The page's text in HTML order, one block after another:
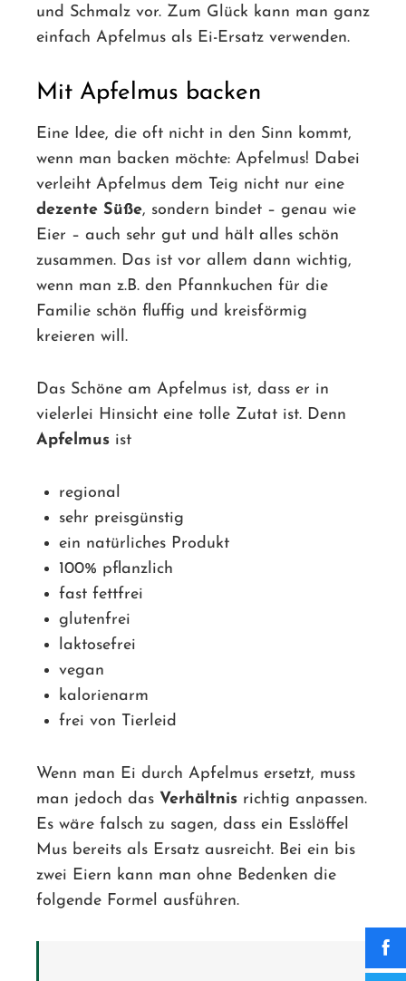
und Schmalz vor. Zum Glück kann man ganz
einfach Apfelmus als Ei-Ersatz verwenden.
Mit Apfelmus backen
Eine Idee, die oft nicht in den Sinn kommt,
wenn man backen möchte: Apfelmus! Dabei
verleiht Apfelmus dem Teig nicht nur eine
dezente Süße, sondern bindet – genau wie
Eier – auch sehr gut und hält alles schön
zusammen. Das ist vor allem dann wichtig,
wenn man z.B. den Pfannkuchen für die
Familie schön fluffig und kreisförmig
kreieren will.
Das Schöne am Apfelmus ist, dass er in
vielerlei Hinsicht eine tolle Zutat ist. Denn
Apfelmus ist
regional
sehr preisgünstig
ein natürliches Produkt
100% pflanzlich
fast fettfrei
glutenfrei
laktosefrei
vegan
kalorienarm
frei von Tierleid
Wenn man Ei durch Apfelmus ersetzt, muss
man jedoch das Verhältnis richtig anpassen.
Es wäre falsch zu sagen, dass ein Esslöffel
Mus bereits als Ersatz ausreicht. Bei ein bis
zwei Eiern kann man ohne Bedenken die
folgende Formel ausführen.